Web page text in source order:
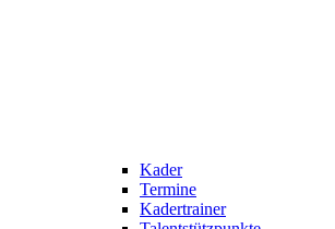
Kader
Termine
Kadertrainer